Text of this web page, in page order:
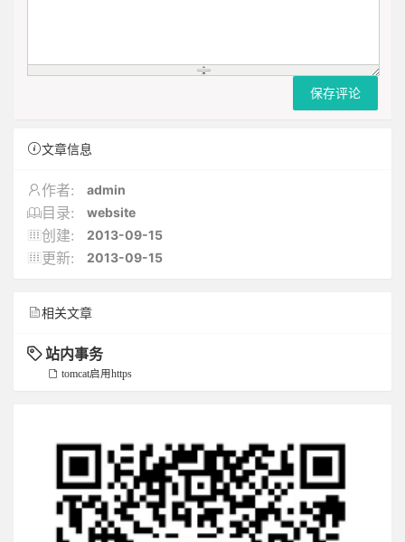
保存评论
文章信息
作者: admin
目录: website
创建: 2013-09-15
更新: 2013-09-15
相关文章
站内事务
tomcat启用https